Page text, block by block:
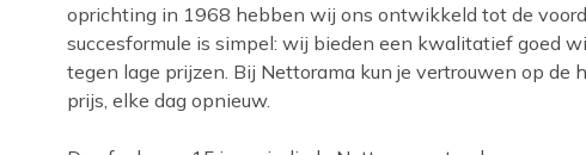
oprichting in 1968 hebben wij ons ontwikkeld tot de
succesformule is simpel: wij bieden een kwalitatief goed
tegen lage prijzen. Bij Nettorama kun je vertrouwen op de
prijs, elke dag opnieuw.